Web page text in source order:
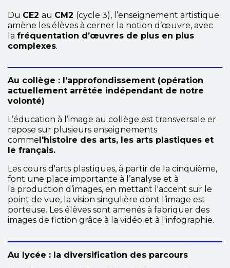
Du CE2 au CM2 (cycle 3), l’enseignement artistique
amène les élèves à cerner la notion d’œuvre, avec
la fréquentation d’œuvres de plus en plus
complexes.
Au collège : l'approfondissement (opération
actuellement arrêtée indépendant de notre
volonté)
L’éducation à l’image au collège est transversale er
repose sur plusieurs enseignements
comme l'histoire des arts, les arts plastiques et
le français.
Les cours d'arts plastiques, à partir de la cinquième,
font une place importante à l’analyse et à
la production d’images, en mettant l'accent sur le
point de vue, la vision singulière dont l’image est
porteuse. Les élèves sont amenés à fabriquer des
images de fiction grâce à la vidéo et à l'infographie.
Au lycée : la diversification des parcours